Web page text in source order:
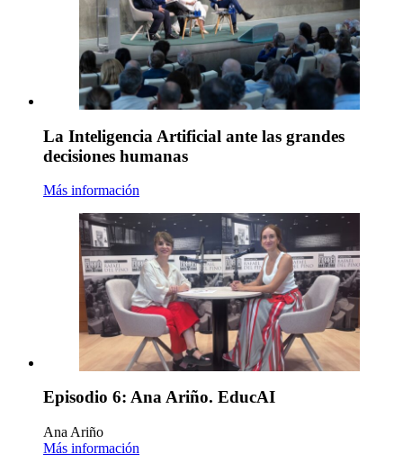
La Inteligencia Artificial ante las grandes
decisiones humanas
Más información
Episodio 6: Ana Ariño. EducAI
Ana Ariño
Más información